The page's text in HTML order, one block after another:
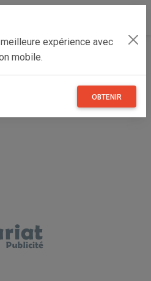
expérience avec
mobile.
OBTENIR
bon - Sahel
la Medina AL3041